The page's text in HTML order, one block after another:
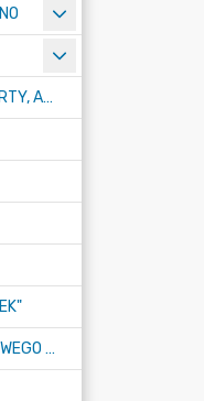
KONTROLE ZEWNĘTRZNE, RAPORTY, ANALIZY
ZAMIEJSCOWY PUNKT POWIATOWEGO URZĘDU PRACY W LESZNIE